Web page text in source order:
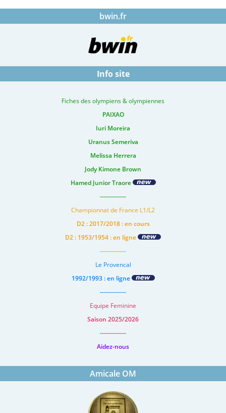
bwin.fr
Info site
Fiches des olympiens & olympiennes
PAIXAO
Iuri Moreira
Uranus Semeriva
Melissa Herrera
Jody Kimone Brown
Hamed Junior Traore
-------------
Championnat de France L1/L2
D2 : 2017/2018 : en cours
D2 : 1953/1954 : en ligne
-------------
Le Provencal
1992/1993 : en ligne
-------------
Equipe Feminine
Saison 2025/2026
-------------
Aidez-nous
Amicale OM